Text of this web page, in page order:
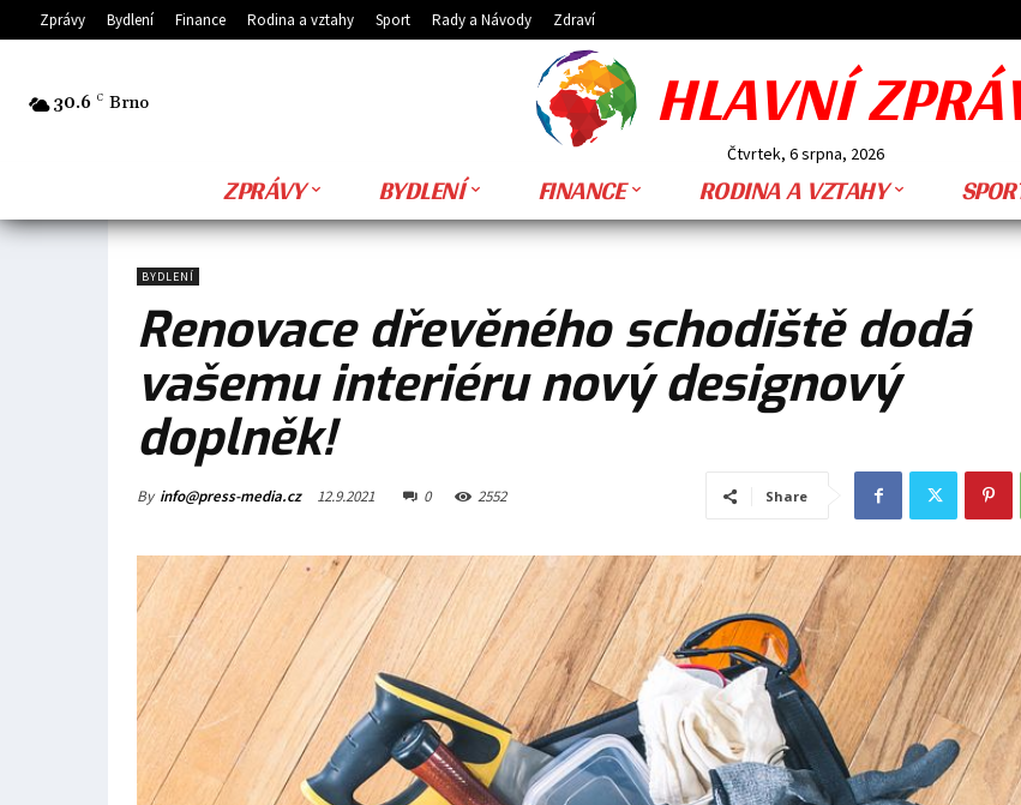
Zprávy Bydlení Finance Rodina a vztahy Sport Rady a Návody Zdraví
30.6 C Brno HLAVNÍ
Čtvrtek, 6 srpna, 2026
ZPRÁVY BYDLENÍ FINANCE RODINA A VZTAHY
BYDLENÍ
Renovace dřevěného schodiště dodá
vašemu interiéru nový designový
doplněk!
By info@press-media.cz 12.9.2021 0 2552 Share